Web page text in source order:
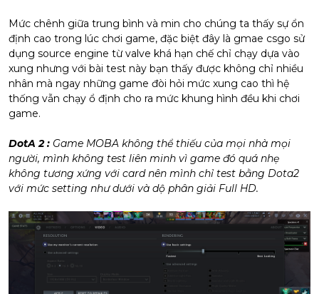
Mức chênh giữa trung bình và min cho chúng ta thấy sự ổn
định cao trong lúc chơi game, đặc biệt đây là gmae csgo sử
dụng source engine từ valve khá hạn chế chỉ chạy dựa vào
xung nhưng với bài test này bạn thấy được không chỉ nhiều
nhân mà ngay những game đòi hỏi mức xung cao thì hệ
thống vẫn chạy ổ định cho ra mức khung hình đều khi chơi
game.
DotA 2 : Game MOBA không thể thiếu của mọi nhà mọi
người, mình không test liên minh vì game đó quá nhẹ
không tương xứng với card nên mình chỉ test bằng Dota2
với mức setting như dưới và dộ phân giải Full HD.